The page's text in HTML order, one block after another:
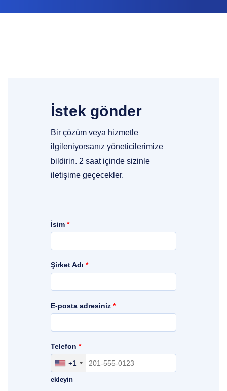
İstek gönder
Bir çözüm veya hizmetle
ilgileniyorsanız yöneticilerimize
bildirin. 2 saat içinde sizinle
iletişime geçecekler.
İsim *
Şirket Adı *
E-posta adresiniz *
Bölgenizi, ülkenizi ve erişim kodlarınızı
ekleyin
+1
Telefon *